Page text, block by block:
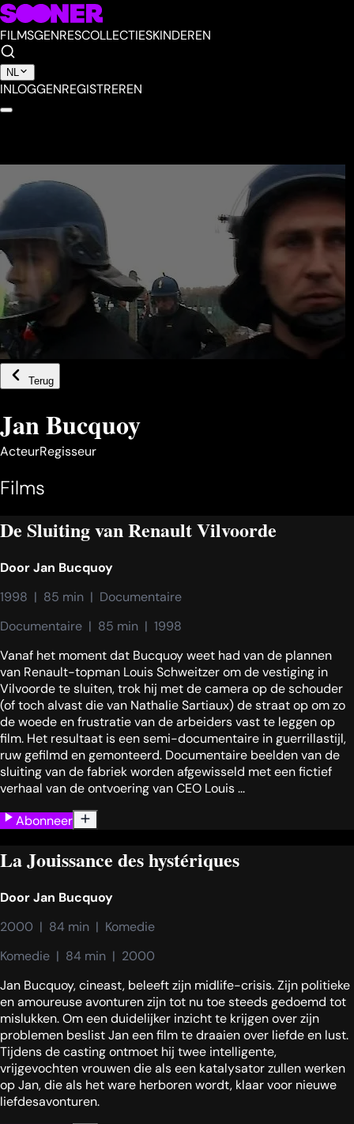
FILMSGENRESCOLLECTIESKINDEREN
NL
INLOGGENREGISTREREN
Terug
Jan Bucquoy
ActeurRegisseur
Films
De Sluiting van Renault Vilvoorde
DoorJan Bucquoy
1998  |  85 min  |  Documentaire
Documentaire  |  85 min  |  1998
Vanaf het moment dat Bucquoy weet had van de plannen
van Renault-topman Louis Schweitzer om de vestiging in
Vilvoorde te sluiten, trok hij met de camera op de schouder
(of toch alvast die van Nathalie Sartiaux) de straat op om zo
de woede en frustratie van de arbeiders vast te leggen op
film. Het resultaat is een semi-documentaire in guerrillastijl,
ruw gefilmd en gemonteerd. Documentaire beelden van de
sluiting van de fabriek worden afgewisseld met een fictief
verhaal van de ontvoering van CEO Louis ...
Abonneer
La Jouissance des hystériques
DoorJan Bucquoy
2000  |  84 min  |  Komedie
Komedie  |  84 min  |  2000
Jan Bucquoy, cineast, beleeft zijn midlife-crisis. Zijn politieke
en amoureuse avonturen zijn tot nu toe steeds gedoemd tot
mislukken. Om een duidelijker inzicht te krijgen over zijn
problemen beslist Jan een film te draaien over liefde en lust.
Tijdens de casting ontmoet hij twee intelligente,
vrijgevochten vrouwen die als een katalysator zullen werken
op Jan, die als het ware herboren wordt, klaar voor nieuwe
liefdesavonturen.